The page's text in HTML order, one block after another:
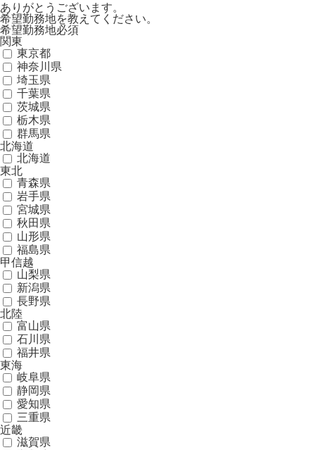
ありがとうございます。
希望勤務地を教えてください。
希望勤務地必須
関東
東京都
神奈川県
埼玉県
千葉県
茨城県
栃木県
群馬県
北海道
北海道
東北
青森県
岩手県
宮城県
秋田県
山形県
福島県
甲信越
山梨県
新潟県
長野県
北陸
富山県
石川県
福井県
東海
岐阜県
静岡県
愛知県
三重県
近畿
滋賀県